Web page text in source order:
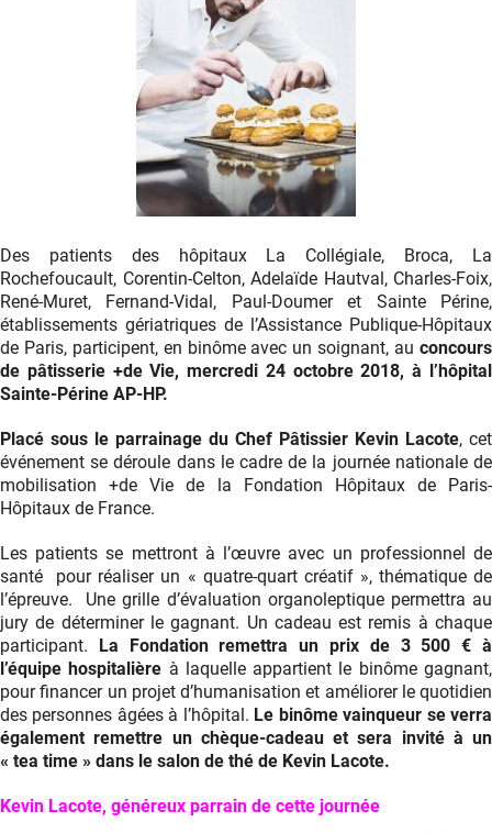
Lacote
Des patients des hôpitaux La Collégiale, Broca, La
Rochefoucault, Corentin-Celton, Adelaïde Hautval, Charles-Foix,
René-Muret, Fernand-Vidal, Paul-Doumer et Sainte Périne,
établissements gériatriques de l’Assistance Publique-Hôpitaux
de Paris, participent, en binôme avec un soignant, au concours
de pâtisserie +de Vie, mercredi 24 octobre 2018, à l’hôpital
Sainte-Périne AP-HP.
Placé sous le parrainage du Chef Pâtissier Kevin Lacote, cet
événement se déroule dans le cadre de la journée nationale de
mobilisation +de Vie de la Fondation Hôpitaux de Paris-
Hôpitaux de France.
Les patients se mettront à l’œuvre avec un professionnel de
santé pour réaliser un « quatre-quart créatif », thématique de
l’épreuve. Une grille d’évaluation organoleptique permettra au
jury de déterminer le gagnant. Un cadeau est remis à chaque
participant. La Fondation remettra un prix de 3 500 € à
l’équipe hospitalière à laquelle appartient le binôme gagnant,
pour financer un projet d’humanisation et améliorer le quotidien
des personnes âgées à l’hôpital. Le binôme vainqueur se verra
également remettre un chèque-cadeau et sera invité à un
« tea time » dans le salon de thé de Kevin Lacote.
Kevin Lacote, généreux parrain de cette journée